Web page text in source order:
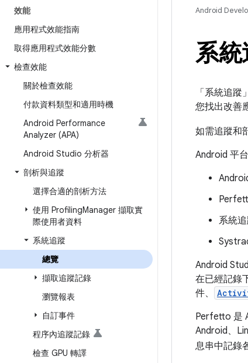
效能
應用程式效能指南
取得應用程式效能分數
檢查效能
關於檢查效能
付款資料類型和適用時機
Android Performance
Analyzer (APA)
Android Studio 分析器
剖析與追蹤
選擇合適的剖析方法
使用 ProfilingManager 擷取實
際使用者資料
系統追蹤
總覽
擷取追蹤記錄
瀏覽報表
自訂事件
程序內追蹤記錄
檢查 GPU 轉譯
Android
系統
「系統追
您找出改善
如需追蹤和
Android 平
系統
Android
在已經記錄
件、
Perfetto 是
Android、
息串中記錄